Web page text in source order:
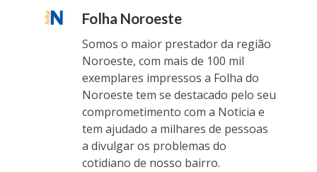
Folha Noroeste
Somos o maior prestador da região
Noroeste, com mais de 100 mil
exemplares impressos a Folha do
Noroeste tem se destacado pelo seu
comprometimento com a Noticia e
tem ajudado a milhares de pessoas
a divulgar os problemas do
cotidiano de nosso bairro.